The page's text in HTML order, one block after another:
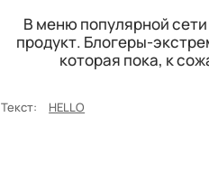
В меню популярной
продукт. Блогеры-
которая пока, к
Текст: HELLO